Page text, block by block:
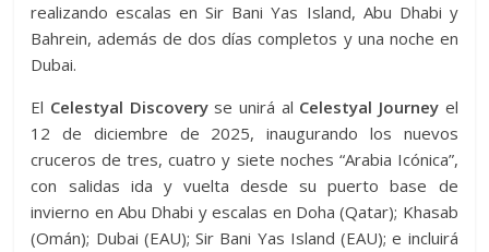
realizando escalas en Sir Bani Yas Island, Abu Dhabi y
Bahrein, además de dos días completos y una noche en
Dubai.
El Celestyal Discoveryse unirá al Celestyal Journeyel
12 de diciembre de 2025, inaugurando los nuevos
cruceros de tres, cuatro y siete noches “Arabia Icónica”,
con salidas ida y vuelta desde su puerto base de
invierno en Abu Dhabi y escalas en Doha (Qatar); Khasab
(Omán); Dubai (EAU); Sir Bani Yas Island (EAU); e incluirá